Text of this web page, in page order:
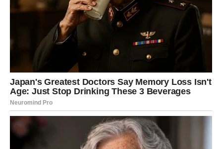
PLANOVE, ALI VRAĆA PRAVI
SMISAO
Vage su znak koji često pokušava da održi balans čak i
kada u dubini zna da nešto nije kako treba, jer vi ne volite
konflikte, ne volite lomove i često birate mir, čak i kada
mir znači da svoje želje stavljate na drugo mesto.
Međutim, u narednim danima može doći do susreta koji
će vas izbaciti iz tog “naviknutog balansa”, ali ne da bi vas
povredio, već da bi vam pokazao koliko ste se udaljili od
onoga što zaista želite.